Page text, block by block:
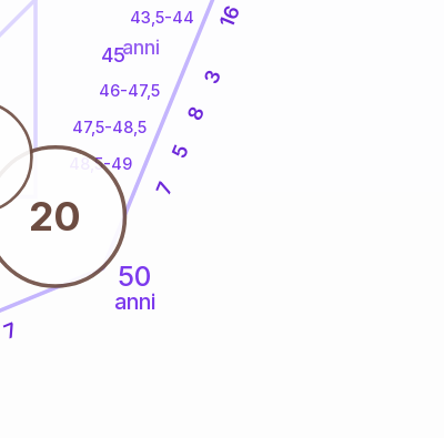
50
anni
43,5-44
46-47,5
47,5-48,5
48,5-49
16
3
8
5
7
7
20
45anni